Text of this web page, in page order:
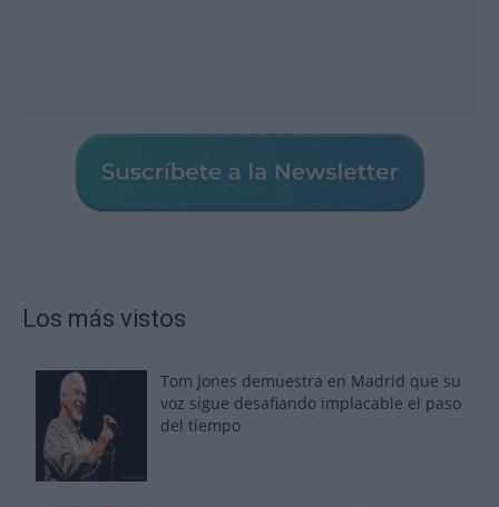
Los más vistos
Tom Jones demuestra en Madrid que su
voz sigue desafiando implacable el paso
del tiempo